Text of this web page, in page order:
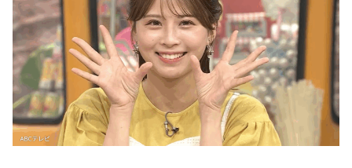
news おかえり
河合＆A.B.C-Z塚田×福井アナ「なんでやねん！？」
（news おかえり）
DAIGOも台所 ～きょうの献立 何にする？～
本日はダイアンなり！シーズン２
朝だ！生です旅サラダ